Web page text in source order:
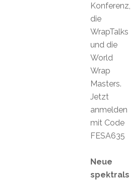
Konferenz,
die
WrapTalks
und die
World
Wrap
Masters.
Jetzt
anmelden
mit Code
FESA635
Neue
spektrals